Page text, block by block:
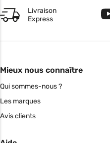
Livraison
Express
Mieux nous connaître
Qui sommes-nous ?
Les marques
Avis clients